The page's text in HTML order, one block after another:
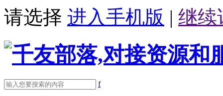
请选择 进入手机版 | 继续
f